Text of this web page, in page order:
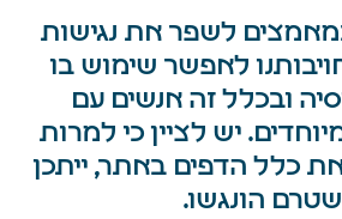
לשפר את נגישות
לאפשר שימוש בו
ובכלל זה אנשים עם
יש לציין כי למרות
כלל הדפים באתר, ייתכן
הונגשו.